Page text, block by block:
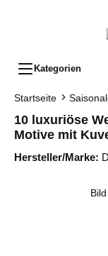
Kategorien
Startseite
10 luxuriöse
Motive mit
Hersteller/Marke:
Bildergalerie